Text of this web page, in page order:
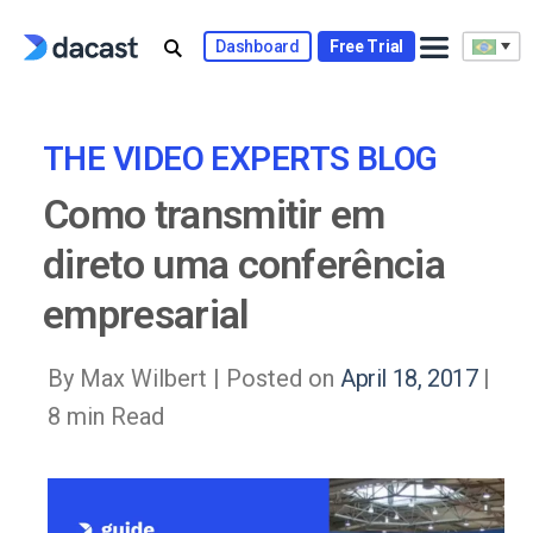
Dashboard Free Trial
THE VIDEO EXPERTS BLOG
Como transmitir em
direto uma conferência
empresarial
By Max Wilbert | Posted on April 18, 2017|
8 min Read